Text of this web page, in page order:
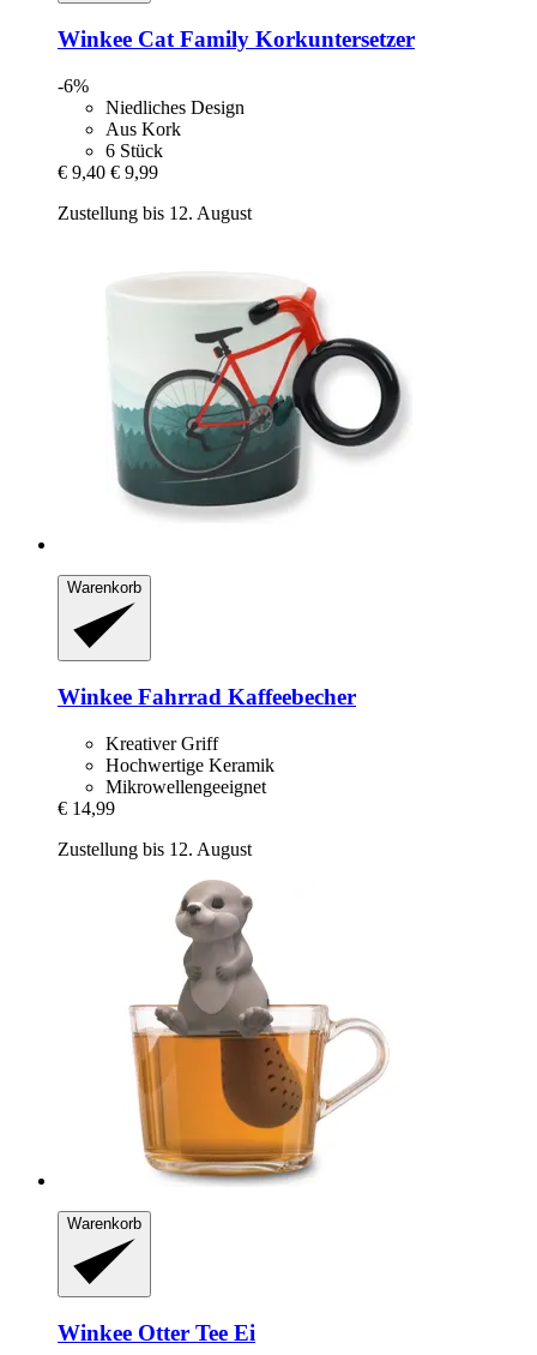
Winkee Cat Family Korkuntersetzer
-6%
Niedliches Design
Aus Kork
6 Stück
€ 9,40 € 9,99
Zustellung bis 12. August
Warenkorb
Winkee Fahrrad Kaffeebecher
Kreativer Griff
Hochwertige Keramik
Mikrowellengeeignet
€ 14,99
Zustellung bis 12. August
Warenkorb
Winkee Otter Tee Ei